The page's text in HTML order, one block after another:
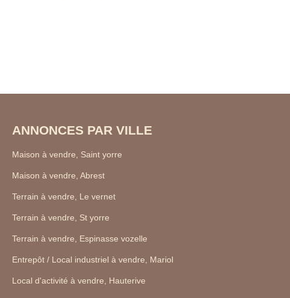
ANNONCES PAR VILLE
Maison à vendre, Saint yorre
Maison à vendre, Abrest
Terrain à vendre, Le vernet
Terrain à vendre, St yorre
Terrain à vendre, Espinasse vozelle
Entrepôt / Local industriel à vendre, Mariol
Local d'activité à vendre, Hauterive